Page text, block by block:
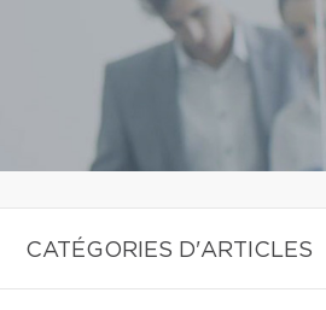
CATÉGORIES D'ARTICLES